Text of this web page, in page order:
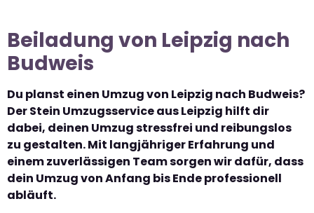
Beiladung von Leipzig nach
Budweis
Du planst einen Umzug von Leipzig nach Budweis?
Der Stein Umzugsservice aus Leipzig hilft dir
dabei, deinen Umzug stressfrei und reibungslos
zu gestalten. Mit langjähriger Erfahrung und
einem zuverlässigen Team sorgen wir dafür, dass
dein Umzug von Anfang bis Ende professionell
abläuft.